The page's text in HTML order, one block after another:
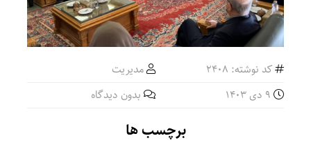
کد نوشته: 2408
مدیریت
بدون دیدگاه
برچسب ها